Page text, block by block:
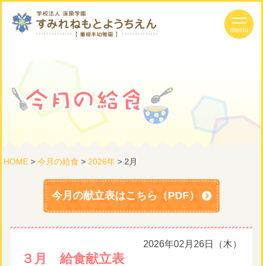
HOME> 今月の給食 > 2026年> 2月
今月の献立表はこちら（PDF）
2026年02月26日（木）
３月 給食献立表